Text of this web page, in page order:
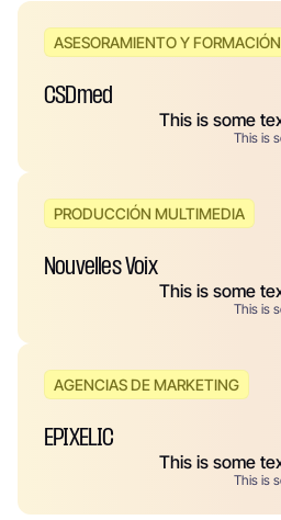
ASESORAMIENTO Y FORMACIÓN
CSDmed
This is some
This is
PRODUCCIÓN MULTIMEDIA
Nouvelles Voix
This is some
This is
AGENCIAS DE MARKETING
EPIXELIC
This is some
This is